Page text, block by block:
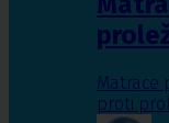
Matrace
proti